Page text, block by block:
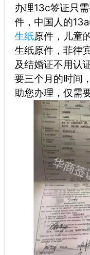
办理13c签证只
件，中国人的
生纸原件，儿童
生纸原件，菲律
及结婚证不用认
要三个月的时间
助您办理，仅需